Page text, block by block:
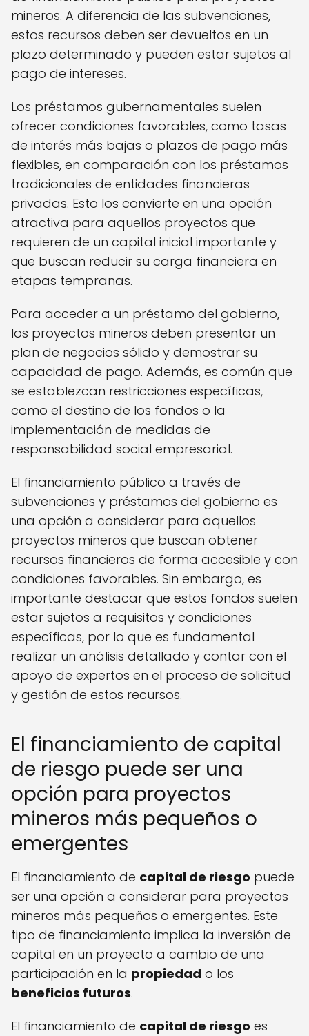
mineros. A diferencia de las subvenciones,
estos recursos deben ser devueltos en un
plazo determinado y pueden estar sujetos al
pago de intereses.
Los préstamos gubernamentales suelen
ofrecer condiciones favorables, como tasas
de interés más bajas o plazos de pago más
flexibles, en comparación con los préstamos
tradicionales de entidades financieras
privadas. Esto los convierte en una opción
atractiva para aquellos proyectos que
requieren de un capital inicial importante y
que buscan reducir su carga financiera en
etapas tempranas.
Para acceder a un préstamo del gobierno,
los proyectos mineros deben presentar un
plan de negocios sólido y demostrar su
capacidad de pago. Además, es común que
se establezcan restricciones específicas,
como el destino de los fondos o la
implementación de medidas de
responsabilidad social empresarial.
El financiamiento público a través de
subvenciones y préstamos del gobierno es
una opción a considerar para aquellos
proyectos mineros que buscan obtener
recursos financieros de forma accesible y con
condiciones favorables. Sin embargo, es
importante destacar que estos fondos suelen
estar sujetos a requisitos y condiciones
específicas, por lo que es fundamental
realizar un análisis detallado y contar con el
apoyo de expertos en el proceso de solicitud
y gestión de estos recursos.
El financiamiento de capital
de riesgo puede ser una
opción para proyectos
mineros más pequeños o
emergentes
El financiamiento de capital de riesgo puede
ser una opción a considerar para proyectos
mineros más pequeños o emergentes. Este
tipo de financiamiento implica la inversión de
capital en un proyecto a cambio de una
participación en la propiedad o los
beneficios futuros.
El financiamiento de capital de riesgo es